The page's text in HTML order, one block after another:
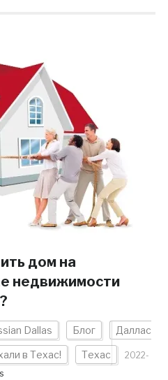
дом на
недвижимости
Dallas Блог Даллас
в Техас! Техас
2022-